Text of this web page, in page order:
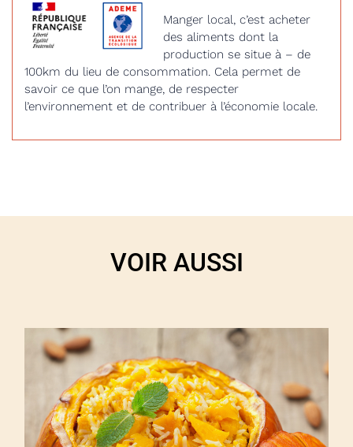
Manger local, c’est acheter
des aliments dont la
production se situe à – de
100km du lieu de consommation. Cela permet de
savoir ce que l’on mange, de respecter
l’environnement et de contribuer à l’économie locale.
VOIR AUSSI